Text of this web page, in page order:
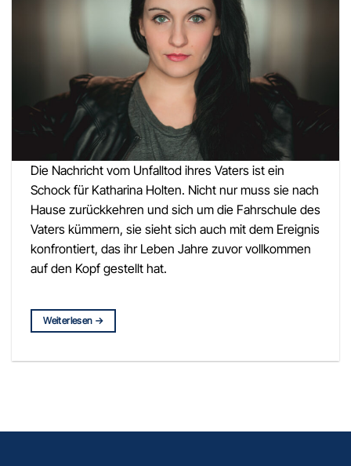
Die Nachricht vom Unfalltod ihres Vaters ist ein
Schock für Katharina Holten. Nicht nur muss sie nach
Hause zurückkehren und sich um die Fahrschule des
Vaters kümmern, sie sieht sich auch mit dem Ereignis
konfrontiert, das ihr Leben Jahre zuvor vollkommen
auf den Kopf gestellt hat.
Weiterlesen →